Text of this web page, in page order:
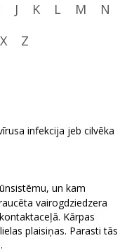
J K L M
N
X Z
infekcija jeb cilvēka
un kam
vairogdziedzera
Kārpas
plaisiņas. Parasti tās